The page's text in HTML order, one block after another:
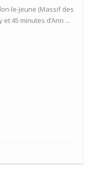
le-Jeune (Massif des
45 minutes d’Ann ...